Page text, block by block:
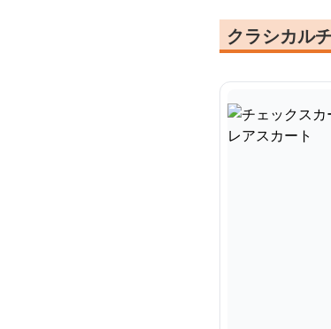
クラシカル